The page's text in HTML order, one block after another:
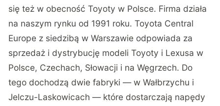
się też w obecność Toyoty w Polsce. Firma działa
na naszym rynku od 1991 roku. Toyota Central
Europe z siedzibą w Warszawie odpowiada za
sprzedaż i dystrybucję modeli Toyoty i Lexusa w
Polsce, Czechach, Słowacji i na Węgrzech. Do
tego dochodzą dwie fabryki — w Wałbrzychu i
Jelczu-Laskowicach — które dostarczają napędy